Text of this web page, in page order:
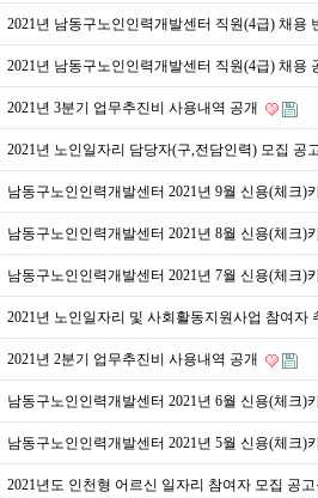
2021년 남동구노인인력개발센터 직원(4급) 채용
2021년 남동구노인인력개발센터 직원(4급) 채용
2021년 3분기 업무추진비 사용내역 공개
2021년 노인일자리 담당자(구,전담인력) 모집 공
남동구노인인력개발센터 2021년 9월 신용(체크)
남동구노인인력개발센터 2021년 8월 신용(체크)
남동구노인인력개발센터 2021년 7월 신용(체크)
2021년 노인일자리 및 사회활동지원사업 참여자
2021년 2분기 업무추진비 사용내역 공개
남동구노인인력개발센터 2021년 6월 신용(체크)
남동구노인인력개발센터 2021년 5월 신용(체크)
2021년도 인천형 어르신 일자리 참여자 모집 공고